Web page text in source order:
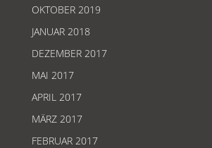
OKTOBER 2019
JANUAR 2018
DEZEMBER 2017
MAI 2017
APRIL 2017
MÄRZ 2017
FEBRUAR 2017